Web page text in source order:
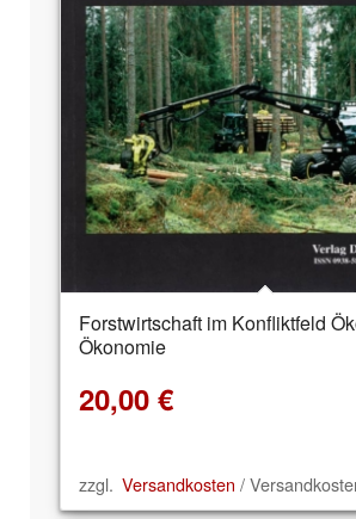
Forstwirtschaft im Konfliktfeld
Ökonomie
20,00 €
zzgl. Versandkosten /